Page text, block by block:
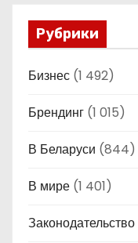
Рубрики
Бизнес (1 492)
Брендинг (1 015)
В Беларуси (844)
В мире (1 401)
Законодательство